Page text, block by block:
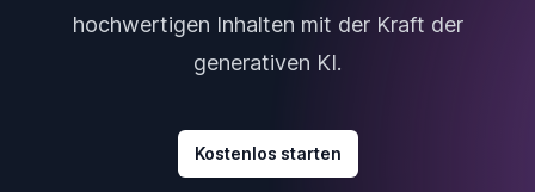
hochwertigen Inhalten mit der Kraft der
generativen KI.
Kostenlos starten